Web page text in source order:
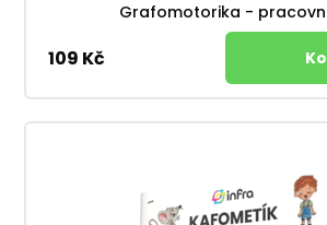
Grafomotorika -
109 Kč